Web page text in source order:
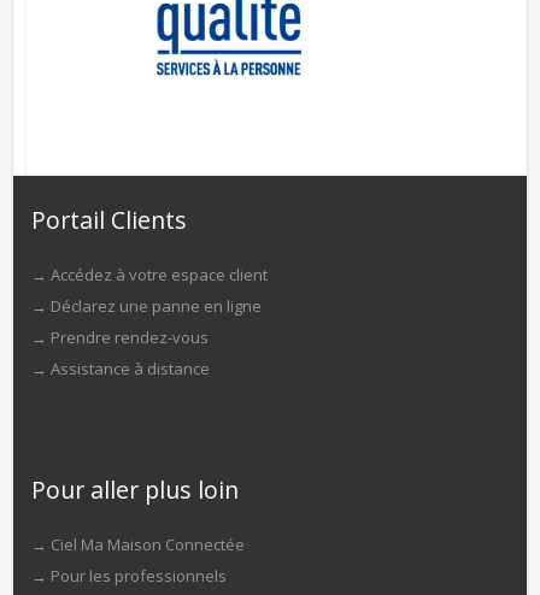
Portail Clients
→ Accédez à votre espace client
→ Déclarez une panne en ligne
→ Prendre rendez-vous
→ Assistance à distance
Pour aller plus loin
→ Ciel Ma Maison Connectée
→ Pour les professionnels